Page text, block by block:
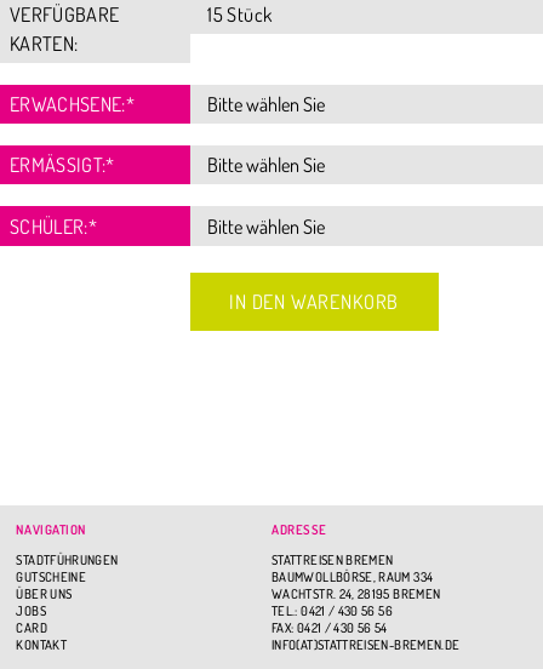
VERFÜGBARE
KARTEN:
15 Stück
ERWACHSENE:*
ERMÄSSIGT:*
SCHÜLER:*
NAVIGATION
STADTFÜHRUNGEN
GUTSCHEINE
ÜBER UNS
JOBS
CARD
KONTAKT
ADRESSE
STATTREISEN BREMEN
BAUMWOLLBÖRSE, RAUM 334
WACHTSTR. 24, 28195 BREMEN
TEL.: 0421 / 430 56 56
FAX: 0421 / 430 56 54
INFO(AT)STATTREISEN-BREMEN.DE